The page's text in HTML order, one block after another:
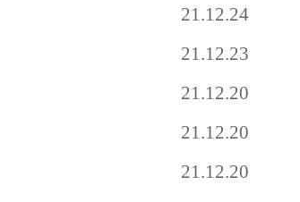
21.12.24
21.12.23
21.12.20
21.12.20
21.12.20